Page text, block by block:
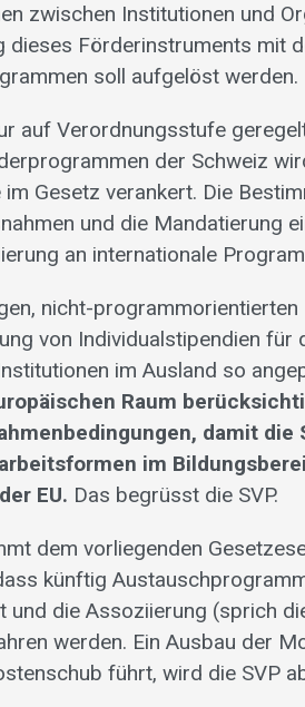
zwischen Institutionen und
dieses Förderinstruments mit
soll aufgelöst werden.
auf Verordnungsstufe
der Schweiz
im Gesetz verankert. Die
und die Mandatierung
an internationale
nicht-
von Individualstipendien für
im Ausland so
Raum
damit die
im
EU. Das begrüsst die SVP.
dem vorliegenden
künftig
und die Assoziierung (sprich
werden. Ein Ausbau der
führt, wird die SVP